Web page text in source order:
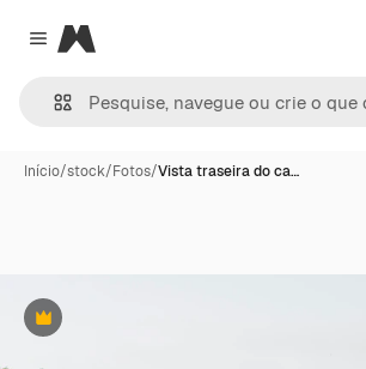
Close menu
Magnific
Início/stock/Fotos/Vista traseira do ca…
Premium